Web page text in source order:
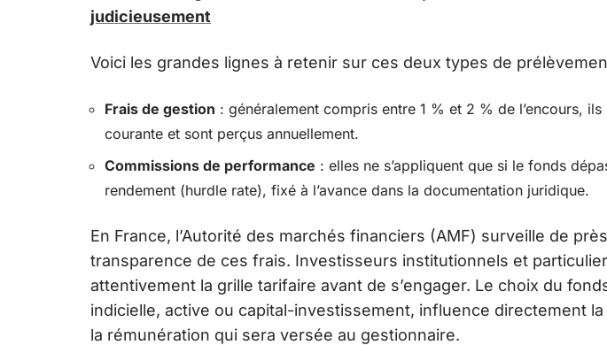
judicieusement
Voici les grandes lignes à retenir sur ces deux types de
Frais de gestion : généralement compris entre 1 % et 2 % de l’encours,
courante et sont perçus annuellement.
Commissions de performance : elles ne s’appliquent que si le fonds
rendement (hurdle rate), fixé à l’avance dans la documentation juridique.
En France, l’Autorité des marchés financiers (AMF) surveille de
transparence de ces frais. Investisseurs institutionnels et
attentivement la grille tarifaire avant de s’engager. Le choix du
indicielle, active ou capital-investissement, influence directement
la rémunération qui sera versée au gestionnaire.